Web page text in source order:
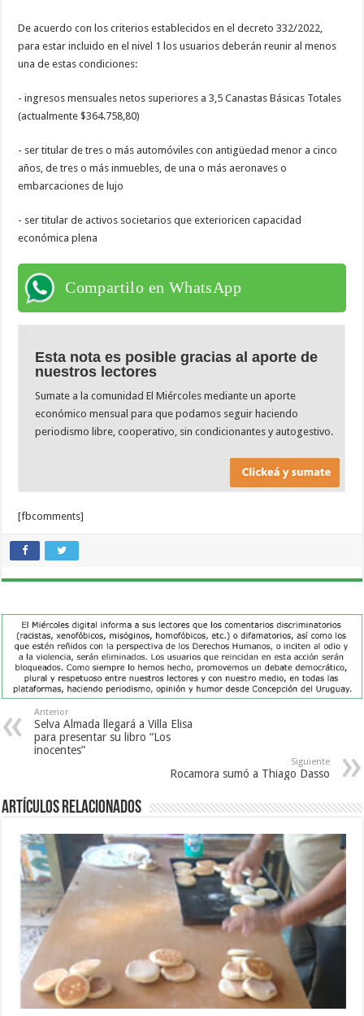
De acuerdo con los criterios establecidos en el decreto 332/2022,
para estar incluido en el nivel 1 los usuarios deberán reunir al menos
una de estas condiciones:
- ingresos mensuales netos superiores a 3,5 Canastas Básicas Totales
(actualmente $364.758,80)
- ser titular de tres o más automóviles con antigüedad menor a cinco
años, de tres o más inmuebles, de una o más aeronaves o
embarcaciones de lujo
- ser titular de activos societarios que exterioricen capacidad
económica plena
Compartilo en WhatsApp
Esta nota es posible gracias al aporte de
nuestros lectores
Sumate a la comunidad El Miércoles mediante un aporte
económico mensual para que podamos seguir haciendo
periodismo libre, cooperativo, sin condicionantes y autogestivo.
[fbcomments]
Anterior
Selva Almada llegará a Villa Elisa
para presentar su libro “Los
inocentes”
Siguiente
Rocamora sumó a Thiago Dasso
Artículos Relacionados